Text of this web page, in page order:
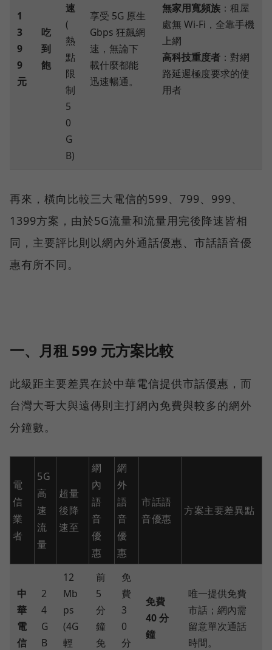
1
3
9
9
元
吃
到
飽
速
(
熱
點
限
制
5
0
G
B)
享受 5G 原生
Gbps 狂飆網
速，無論下
載什麼都能
迅速暢通。
無家用寬頻族 ：租屋
處無 Wi-Fi，全靠手機
上網
高科技重度者 ：對網
路延遲極度要求的使
用者
再來，橫向比較三大電信的599、799、999、
1399方案，由於5G流量和流量用完後降速皆相
同，主要評比則以網內外通話優惠、市話語音優
惠有所不同。
一、月租 599 元方案比較
此級距主要差異在於中華電信提供市話優惠，而
台灣大哥大與遠傳則主打網內免費與較多的網外
分鐘數。
電
信
業
者
5G
高
速
流
量
超量
後降
速至
網
內
語
音
優
惠
網
外
語
音
優
惠
市話語
音優惠
方案主要差異點
中
華
電
信
2
4
G
B
12
Mb
ps
(4G
輕
前
5
分
鐘
免
免
費
3
0
分
免費
40 分
鐘
唯一提供免費
市話；網內需
留意單次通話
時間。